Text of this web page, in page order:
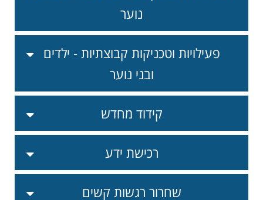
נוער
פעילויות וטכניקות קבוצתיות - ילדים
ובני נוער
קידוד מחדש
רכישת ידע
שחרור רגשות קשים